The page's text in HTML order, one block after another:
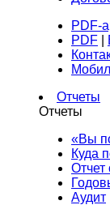
PDF-
PDF
Отчеты
Отчеты
«Вы
Куда
Отчет
Аудит